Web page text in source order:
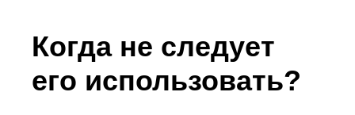
Когда не следует
его использовать?